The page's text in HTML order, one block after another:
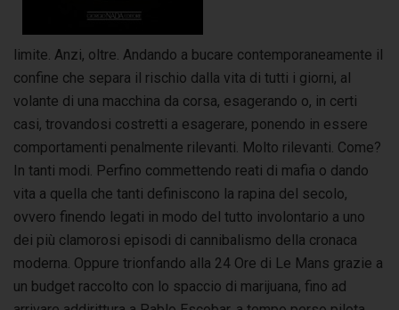
limite. Anzi, oltre. Andando a bucare contemporaneamente il
confine che separa il rischio dalla vita di tutti i giorni, al
volante di una macchina da corsa, esagerando o, in certi
casi, trovandosi costretti a esagerare, ponendo in essere
comportamenti penalmente rilevanti. Molto rilevanti. Come?
In tanti modi. Perfino commettendo reati di mafia o dando
vita a quella che tanti definiscono la rapina del secolo,
ovvero finendo legati in modo del tutto involontario a uno
dei più clamorosi episodi di cannibalismo della cronaca
moderna. Oppure trionfando alla 24 Ore di Le Mans grazie a
un budget raccolto con lo spaccio di marijuana, fino ad